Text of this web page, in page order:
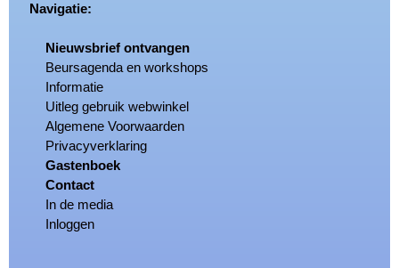
Navigatie:
Nieuwsbrief ontvangen
Beursagenda en workshops
Informatie
Uitleg gebruik webwinkel
Algemene Voorwaarden
Privacyverklaring
Gastenboek
Contact
In de media
Inloggen